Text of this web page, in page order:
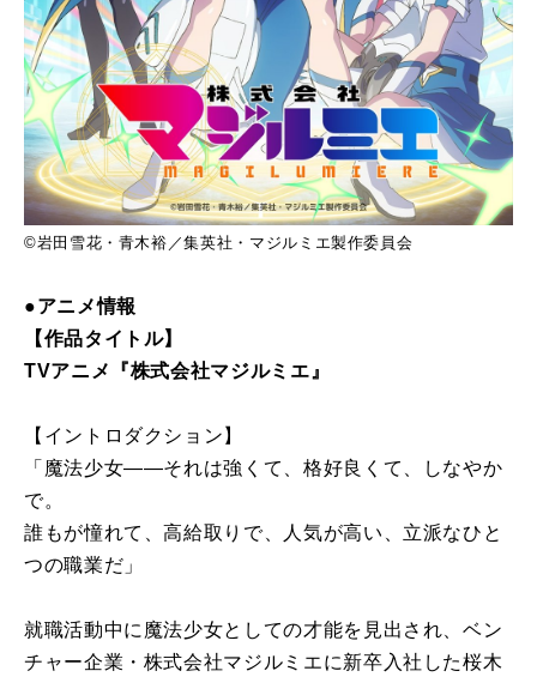
©岩田雪花・青木裕／集英社・マジルミエ製作委員会
●アニメ情報
【作品タイトル】
TVアニメ『株式会社マジルミエ』
【イントロダクション】
「魔法少女――それは強くて、格好良くて、しなやか
で。
誰もが憧れて、高給取りで、人気が高い、立派なひと
つの職業だ」
就職活動中に魔法少女としての才能を見出され、ベン
チャー企業・株式会社マジルミエに新卒入社した桜木